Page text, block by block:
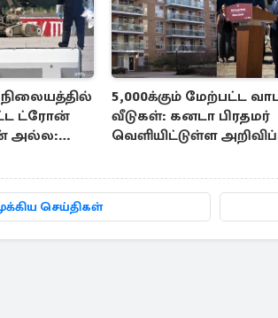
ட்ரோன்
அல்ல:
5,000க்கும் மேற்பட்ட
வீடுகள்: கனடா பிரதமர்
வெளியிட்டுள்ள
செய்திகள்